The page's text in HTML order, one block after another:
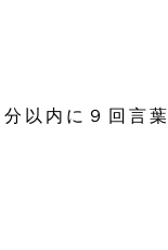
以内に９回言葉